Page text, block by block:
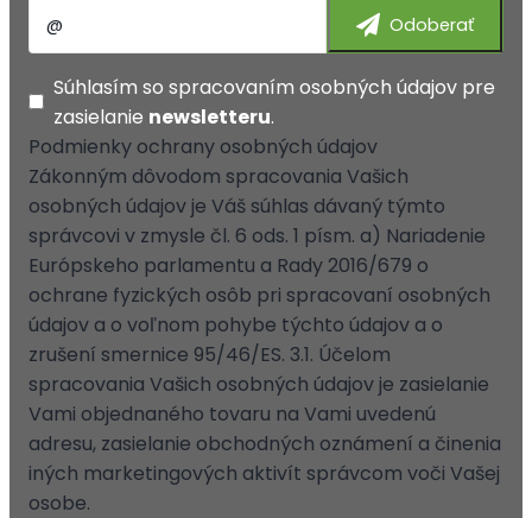
Súhlasím so spracovaním osobných údajov pre
zasielanie newsletteru.
Podmienky ochrany osobných údajov
Zákonným dôvodom spracovania Vašich
osobných údajov je Váš súhlas dávaný týmto
správcovi v zmysle čl. 6 ods. 1 písm. a) Nariadenie
Európskeho parlamentu a Rady 2016/679 o
ochrane fyzických osôb pri spracovaní osobných
údajov a o voľnom pohybe týchto údajov a o
zrušení smernice 95/46/ES. 3.1. Účelom
spracovania Vašich osobných údajov je zasielanie
Vami objednaného tovaru na Vami uvedenú
adresu, zasielanie obchodných oznámení a činenia
iných marketingových aktivít správcom voči Vašej
osobe.